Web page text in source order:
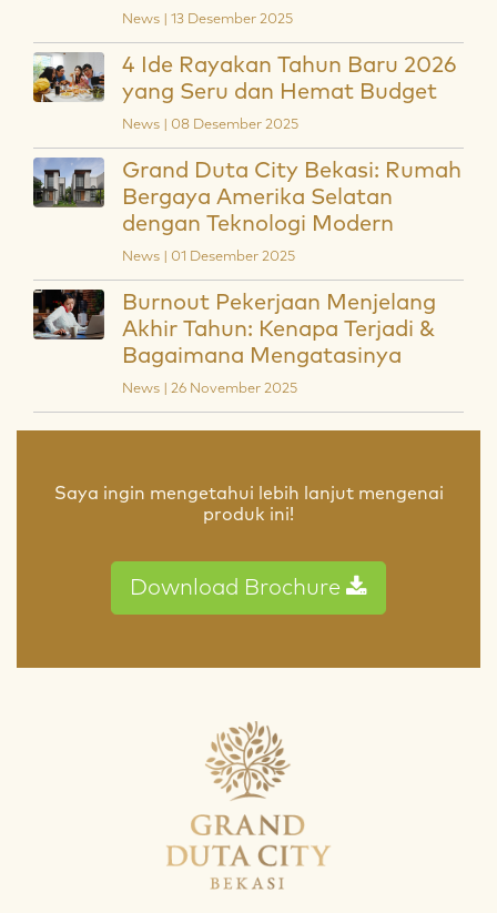
News | 13 Desember 2025
4 Ide Rayakan Tahun Baru 2026
yang Seru dan Hemat Budget
News | 08 Desember 2025
Grand Duta City Bekasi: Rumah
Bergaya Amerika Selatan
dengan Teknologi Modern
News | 01 Desember 2025
Burnout Pekerjaan Menjelang
Akhir Tahun: Kenapa Terjadi &
Bagaimana Mengatasinya
News | 26 November 2025
Saya ingin mengetahui lebih lanjut mengenai
produk ini!
Download Brochure